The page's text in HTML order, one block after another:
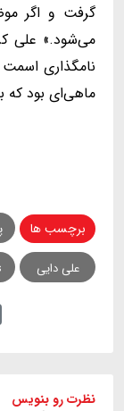
گرفت و اگر
می‌شود.» علی
نامگذاری
ماهی‌ای بود که
برچسب ها
علی دایی
نظرت رو بنویس